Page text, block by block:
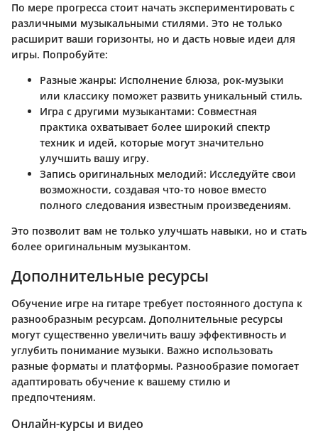
По мере прогресса стоит начать экспериментировать с
различными музыкальными стилями. Это не только
расширит ваши горизонты, но и дасть новые идеи для
игры. Попробуйте:
Разные жанры: Исполнение блюза, рок-музыки
или классику поможет развить уникальный стиль.
Игра с другими музыкантами: Совместная
практика охватывает более широкий спектр
техник и идей, которые могут значительно
улучшить вашу игру.
Запись оригинальных мелодий: Исследуйте свои
возможности, создавая что-то новое вместо
полного следования известным произведениям.
Это позволит вам не только улучшать навыки, но и стать
более оригинальным музыкантом.
Дополнительные ресурсы
Обучение игре на гитаре требует постоянного доступа к
разнообразным ресурсам. Дополнительные ресурсы
могут существенно увеличить вашу эффективность и
углубить понимание музыки. Важно использовать
разные форматы и платформы. Разнообразие помогает
адаптировать обучение к вашему стилю и
предпочтениям.
Онлайн-курсы и видео